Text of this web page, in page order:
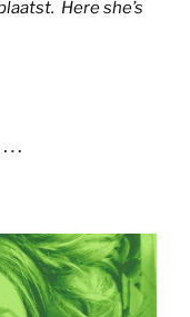
Here she’s